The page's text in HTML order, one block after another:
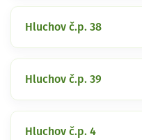
Hluchov č.p. 38
Hluchov č.p. 39
Hluchov č.p. 4